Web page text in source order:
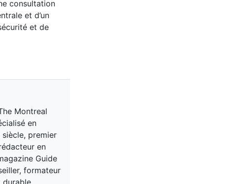
consultation
et d’un
et de
Montreal
en
premier
en
Guide
formateur